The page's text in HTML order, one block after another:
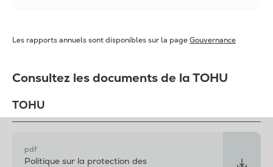
Les rapports annuels sont disponibles sur la pageGouvernance
Consultez les documents de la TOHU
TOHU
pdf
Politique sur la protection des